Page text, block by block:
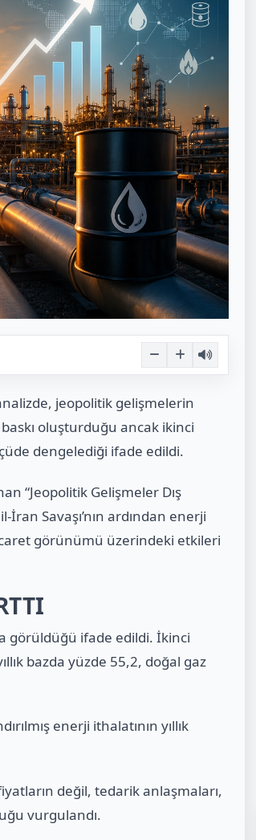
jeopolitik gelişmelerin
oluşturduğu ancak ikinci
dengelediği ifade edildi.
“Jeopolitik Gelişmeler Dış
İran Savaşı’nın ardından enerji
görünümü üzerindeki etkileri
görüldüğü ifade edildi. İkinci
bazda yüzde 55,2, doğal gaz
enerji ithalatının yıllık
değil, tedarik anlaşmaları,
vurgulandı.